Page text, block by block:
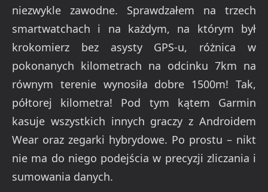
niezwykle zawodne. Sprawdzałem na trzech
smartwatchach i na każdym, na którym był
krokomierz bez asysty GPS-u, różnica w
pokonanych kilometrach na odcinku 7km na
równym terenie wynosiła dobre 1500m! Tak,
półtorej kilometra! Pod tym kątem Garmin
kasuje wszystkich innych graczy z Androidem
Wear oraz zegarki hybrydowe. Po prostu – nikt
nie ma do niego podejścia w precyzji zliczania i
sumowania danych.